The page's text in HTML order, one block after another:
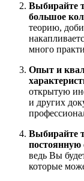
Выбирайте
большое
теорию,
много
Опыт и
открытую
и других
Выбирайте
постоянную
ведь Вы
которые